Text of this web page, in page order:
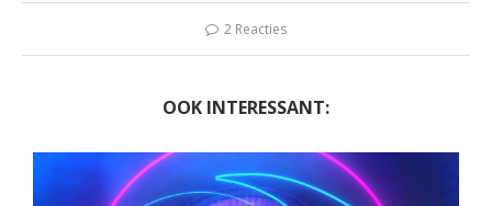
2 Reacties
OOK INTERESSANT: